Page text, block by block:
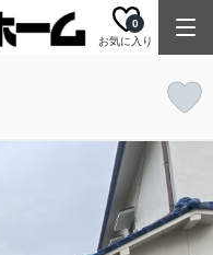
お気に入り
0